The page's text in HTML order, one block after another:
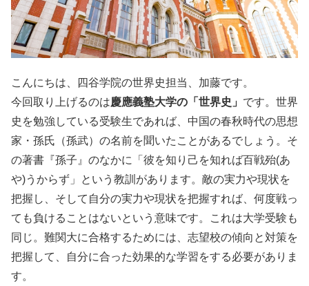
こんにちは、四谷学院の世界史担当、加藤です。
今回取り上げるのは慶應義塾大学の「世界史」 です。世界
史を勉強している受験生であれば、中国の春秋時代の思想
家・孫氏（孫武）の名前を聞いたことがあるでしょう。そ
の著書『孫子』のなかに「彼を知り己を知れば百戦殆(あ
や)うからず」という教訓があります。敵の実力や現状を
把握し、そして自分の実力や現状を把握すれば、何度戦っ
ても負けることはないという意味です。これは大学受験も
同じ。難関大に合格するためには、志望校の傾向と対策を
把握して、自分に合った効果的な学習をする必要がありま
す。